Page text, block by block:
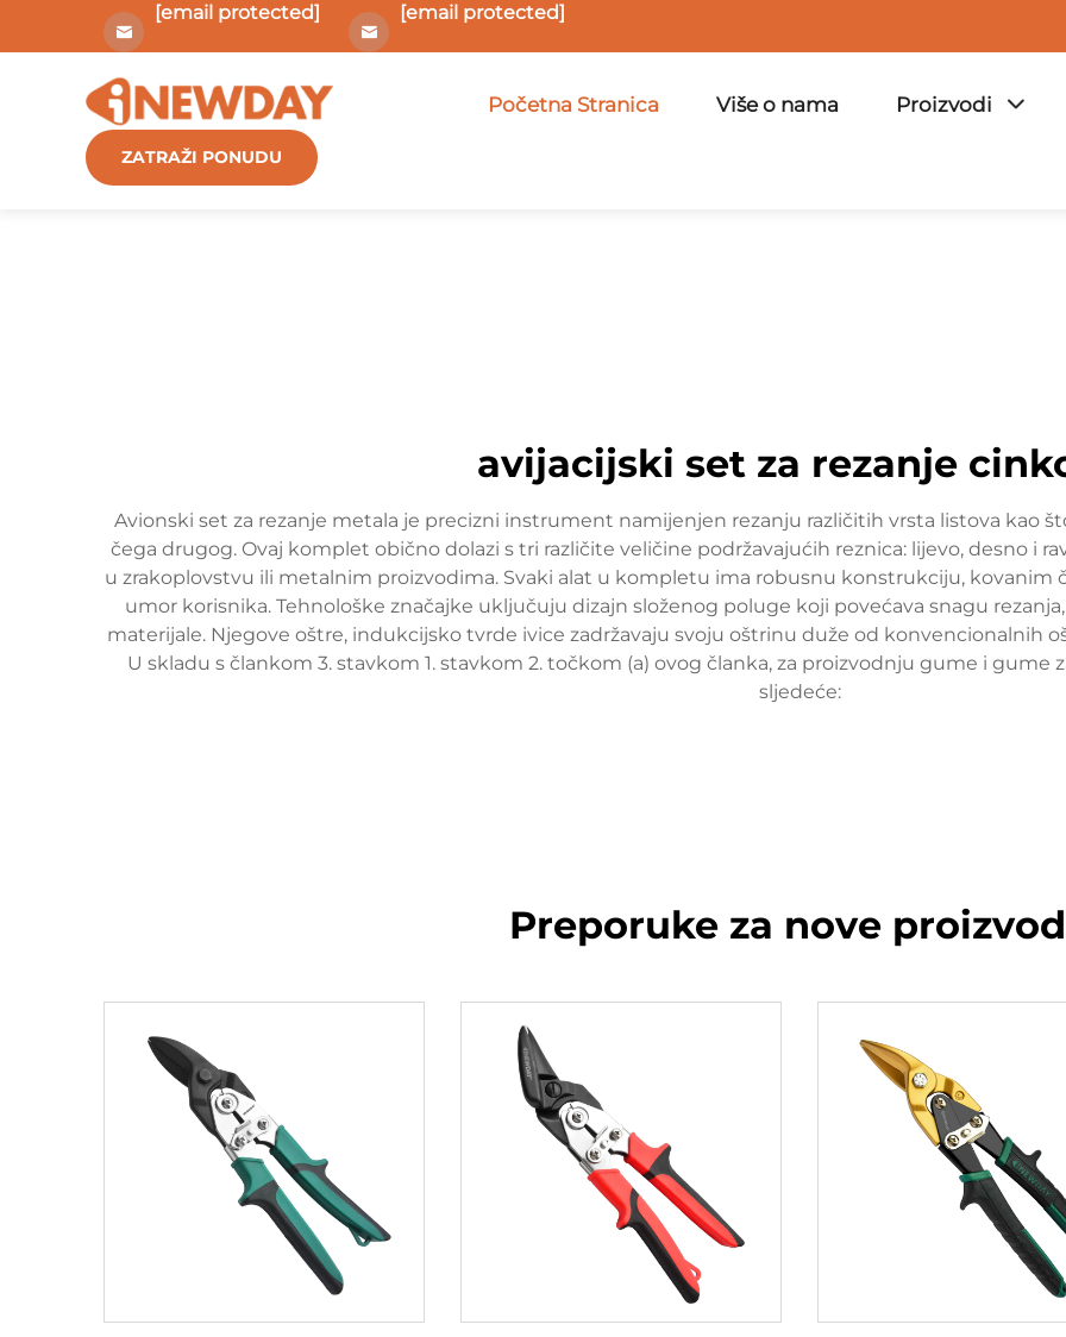
[email protected] [email protected]
Početna Stranica Više o nama Proizvodi
ZATRAŽI PONUDU
avijacijski set za rezanje
Avionski set za rezanje metala je precizni instrument namijenjen rezanju različitih vrsta listova kao
čega drugog. Ovaj komplet obično dolazi s tri različite veličine podržavajućih reznica: lijevo, desno i
u zrakoplovstvu ili metalnim proizvodima. Svaki alat u kompletu ima robusnu konstrukciju,
umor korisnika. Tehnološke značajke uključuju dizajn složenog poluge koji povećava snagu
materijale. Njegove oštre, indukcijsko tvrde ivice zadržavaju svoju oštrinu duže od konvencionalnih
U skladu s člankom 3. stavkom 1. stavkom 2. točkom (a) ovog članka, za proizvodnju gume i
sljedeće:
Preporuke za nove